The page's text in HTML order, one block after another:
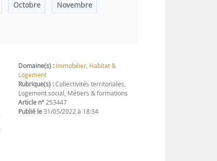
Octobre Novembre
Domaine(s) : Immobilier, Habitat &
Logement
Rubrique(s) :Collectivités territoriales,
Logement social, Métiers & formations
Article n°253447
Publié le31/05/2022 à 18:34